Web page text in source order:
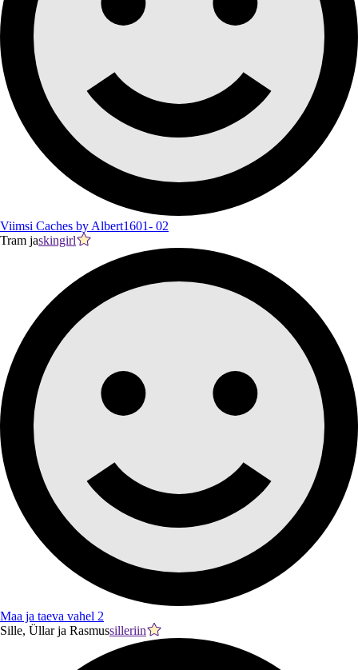
Viimsi Caches by Albert1601- 02
Tram jaskingirl
Maa ja taeva vahel 2
Sille, Üllar ja Rasmussilleriin